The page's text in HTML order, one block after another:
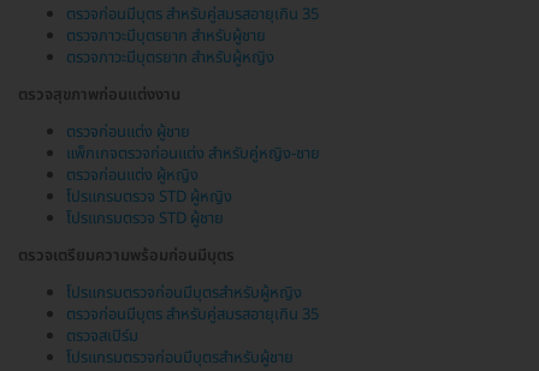
ตรวจก่อนมีบุตร สำหรับคู่สมรสอายุเกิน 35
ตรวจภาวะมีบุตรยาก สำหรับผู้ชาย
ตรวจภาวะมีบุตรยาก สำหรับผู้หญิง
ตรวจสุขภาพก่อนแต่งงาน
ตรวจก่อนแต่ง ผู้ชาย
แพ็กเกจตรวจก่อนแต่ง สำหรับคู่หญิง-ชาย
ตรวจก่อนแต่ง ผู้หญิง
โปรแกรมตรวจ STD ผู้หญิง
โปรแกรมตรวจ STD ผู้ชาย
ตรวจเตรียมความพร้อมก่อนมีบุตร
โปรแกรมตรวจก่อนมีบุตรสำหรับผู้หญิง
ตรวจก่อนมีบุตร สำหรับคู่สมรสอายุเกิน 35
ตรวจสเปิร์ม
โปรแกรมตรวจก่อนมีบุตรสำหรับผู้ชาย